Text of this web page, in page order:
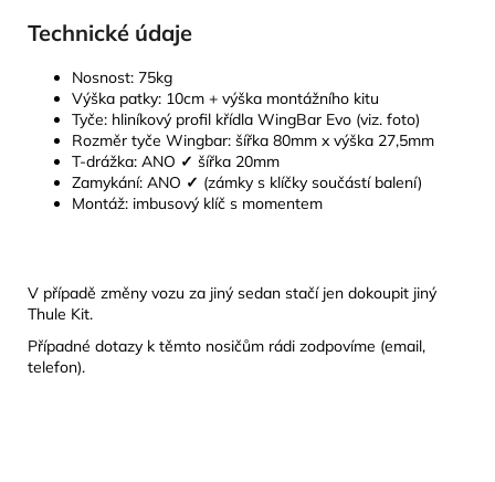
Technické údaje
Nosnost: 75kg
Výška patky: 10cm + výška montážního kitu
Tyče: hliníkový profil křídla WingBar Evo (viz. foto)
Rozměr tyče Wingbar: šířka 80mm x výška 27,5mm
T-drážka: ANO ✓ šířka 20mm
Zamykání: ANO ✓ (zámky s klíčky součástí balení)
Montáž: imbusový klíč s momentem
V případě změny vozu za jiný sedan stačí jen dokoupit jiný
Thule Kit.
Případné dotazy k těmto nosičům rádi zodpovíme (email,
telefon).